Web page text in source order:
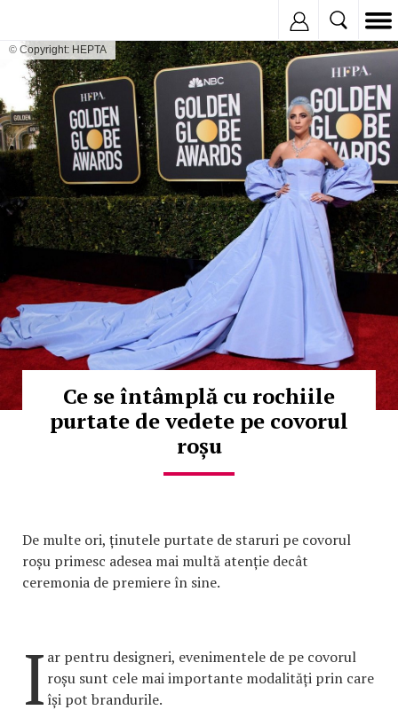
© Copyright: HEPTA
Ce se întâmplă cu rochiile
purtate de vedete pe covorul
roșu
De multe ori, ținutele purtate de staruri pe covorul
roșu primesc adesea mai multă atenție decât
ceremonia de premiere în sine.
I ar pentru designeri, evenimentele de pe covorul
roșu sunt cele mai importante modalități prin care
își pot brandurile.